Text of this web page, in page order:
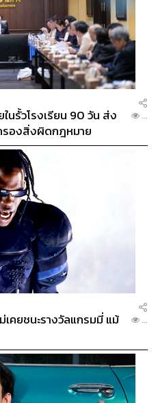
นรั้วโรงเรียน 90 วัน ส่ง
องสิ่งผิดกฎหมาย
...
คยชนะรางวัลแกรมมี่ แม้
...